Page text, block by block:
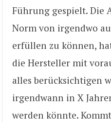
Führung gespielt. Die
Norm von irgendwo
erfüllen zu können,
die Hersteller mit
alles berücksichtigen
irgendwann in X
werden könnte.